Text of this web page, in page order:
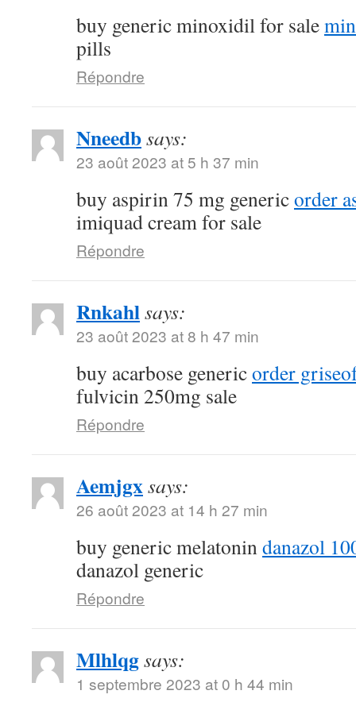
buy generic minoxidil for sale
pills
Répondre
Nneedbsays:
23 août 2023 at 5 h 37 min
buy aspirin 75 mg genericorder
imiquad cream for sale
Répondre
Rnkahlsays:
23 août 2023 at 8 h 47 min
buy acarbose genericorder
fulvicin 250mg sale
Répondre
Aemjgxsays:
26 août 2023 at 14 h 27 min
buy generic melatonindanazol
danazol generic
Répondre
Mlhlqgsays:
1 septembre 2023 at 0 h 44 min